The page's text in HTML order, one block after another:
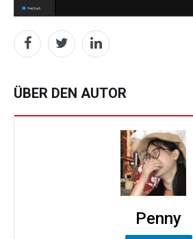
ÜBER DEN AUTOR
Penny